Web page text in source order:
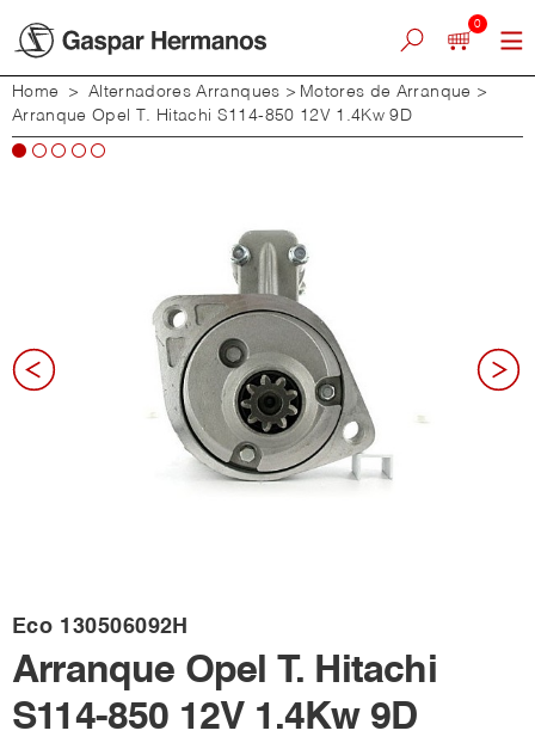
0
Home > Alternadores Arranques > Motores de Arranque >
Arranque Opel T. Hitachi S114-850 12V 1.4Kw 9D
Eco 130506092H
Arranque Opel T. Hitachi
S114-850 12V 1.4Kw 9D